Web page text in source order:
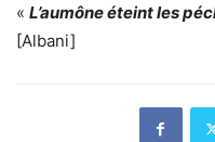
« L’aumône éteint les
[Albani]